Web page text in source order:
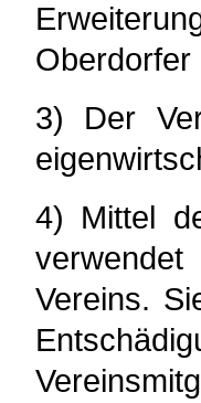
Oberdorfer
3) Der
4) Mittel
Vereins.